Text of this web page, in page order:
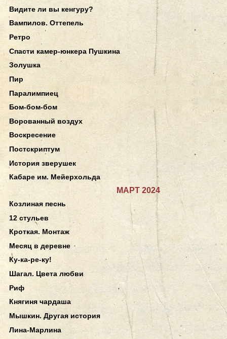
Видите ли вы кенгуру?
Вампилов. Оттепель
Ретро
Спасти камер-юнкера Пушкина
Золушка
Пир
Паралимпиец
Бом-бом-бом
Ворованный воздух
Воскресение
Постскриптум
История зверушек
Кабаре им. Мейерхольда
МАРТ 2024
Козлиная песнь
12 стульев
Кроткая. Монтаж
Месяц в деревне
Ку-ка-ре-ку!
Шагал. Цвета любви
Риф
Княгиня чардаша
Мышкин. Другая история
Лина-Марлина